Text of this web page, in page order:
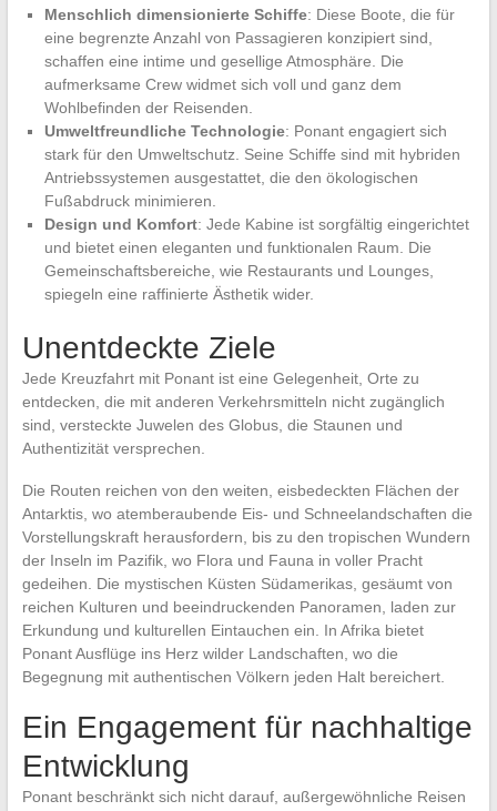
Menschlich dimensionierte Schiffe: Diese Boote, die für
eine begrenzte Anzahl von Passagieren konzipiert sind,
schaffen eine intime und gesellige Atmosphäre. Die
aufmerksame Crew widmet sich voll und ganz dem
Wohlbefinden der Reisenden.
Umweltfreundliche Technologie: Ponant engagiert sich
stark für den Umweltschutz. Seine Schiffe sind mit hybriden
Antriebssystemen ausgestattet, die den ökologischen
Fußabdruck minimieren.
Design und Komfort: Jede Kabine ist sorgfältig eingerichtet
und bietet einen eleganten und funktionalen Raum. Die
Gemeinschaftsbereiche, wie Restaurants und Lounges,
spiegeln eine raffinierte Ästhetik wider.
Unentdeckte Ziele
Jede Kreuzfahrt mit Ponant ist eine Gelegenheit, Orte zu
entdecken, die mit anderen Verkehrsmitteln nicht zugänglich
sind, versteckte Juwelen des Globus, die Staunen und
Authentizität versprechen.
Die Routen reichen von den weiten, eisbedeckten Flächen der
Antarktis, wo atemberaubende Eis- und Schneelandschaften die
Vorstellungskraft herausfordern, bis zu den tropischen Wundern
der Inseln im Pazifik, wo Flora und Fauna in voller Pracht
gedeihen. Die mystischen Küsten Südamerikas, gesäumt von
reichen Kulturen und beeindruckenden Panoramen, laden zur
Erkundung und kulturellen Eintauchen ein. In Afrika bietet
Ponant Ausflüge ins Herz wilder Landschaften, wo die
Begegnung mit authentischen Völkern jeden Halt bereichert.
Ein Engagement für nachhaltige
Entwicklung
Ponant beschränkt sich nicht darauf, außergewöhnliche Reisen